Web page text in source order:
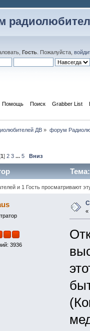
Гость . Пожалуйста,
Помощь Поиск Grabber List
ДВ » форум
1]2 3 ...5 Вниз
и 1 Гость просматривают
3936
«